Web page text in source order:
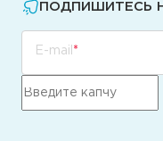
ПОДПИШИТЕСЬ
E-mail